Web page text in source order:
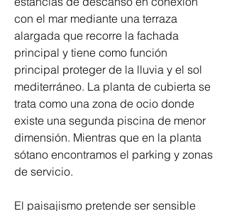
con el mar mediante una terraza
alargada que recorre la fachada
principal y tiene como función
principal proteger de la lluvia y el sol
mediterráneo. La planta de cubierta se
trata como una zona de ocio donde
existe una segunda piscina de menor
dimensión. Mientras que en la planta
sótano encontramos el parking y zonas
de servicio.
El paisajismo pretende ser sensible